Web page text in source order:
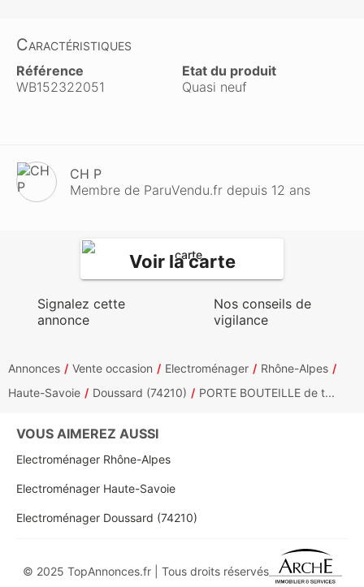
Caractéristiques
Référence
WB152322051
Etat du produit
Quasi neuf
CH P
Membre de ParuVendu.fr depuis 12 ans
Voir la carte
Signalez cette
annonce
Nos conseils de
vigilance
Annonces Vente occasion Electroménager
Rhône-Alpes
Haute-Savoie
Doussard (74210) PORTE BOUTEILLE de t...
VOUS AIMEREZ AUSSI
Electroménager Rhône-Alpes
Electroménager Haute-Savoie
Electroménager Doussard (74210)
© 2025 TopAnnonces.fr | Tous droits réservés